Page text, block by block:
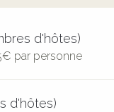
d'hôtes)
par personne
d'hôtes)